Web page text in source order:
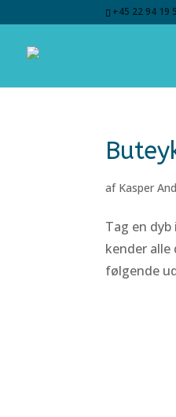
+45 22 94 19
af Kasper
Tag en
kender
følgende